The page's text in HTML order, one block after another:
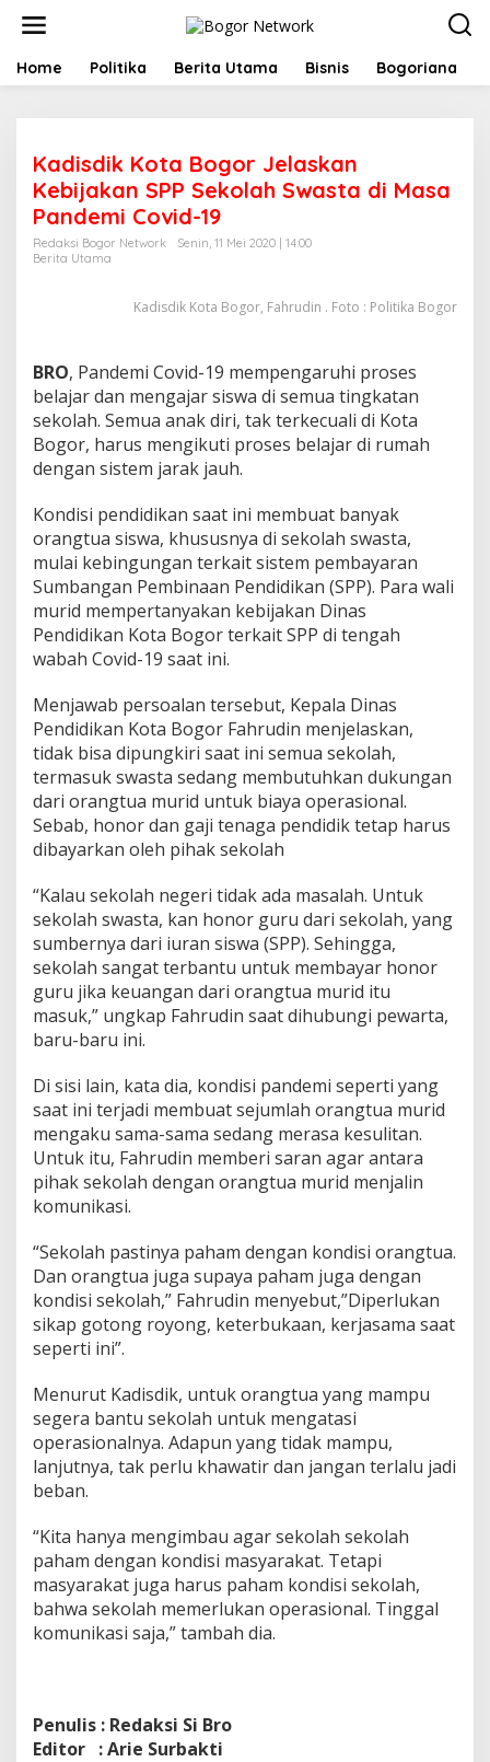
t
Home Politika Berita Utama Bisnis Bogoriana
Kadisdik Kota Bogor Jelaskan
Kebijakan SPP Sekolah Swasta di Masa
Pandemi Covid-19
Redaksi Bogor Network
Senin, 11 Mei 2020 | 14:00
Berita Utama
Kadisdik Kota Bogor, Fahrudin . Foto : Politika Bogor
BRO, Pandemi Covid-19 mempengaruhi proses
belajar dan mengajar siswa di semua tingkatan
sekolah. Semua anak diri, tak terkecuali di Kota
Bogor, harus mengikuti proses belajar di rumah
dengan sistem jarak jauh.
Kondisi pendidikan saat ini membuat banyak
orangtua siswa, khususnya di sekolah swasta,
mulai kebingungan terkait sistem pembayaran
Sumbangan Pembinaan Pendidikan (SPP). Para wali
murid mempertanyakan kebijakan Dinas
Pendidikan Kota Bogor terkait SPP di tengah
wabah Covid-19 saat ini.
Menjawab persoalan tersebut, Kepala Dinas
Pendidikan Kota Bogor Fahrudin menjelaskan,
tidak bisa dipungkiri saat ini semua sekolah,
termasuk swasta sedang membutuhkan dukungan
dari orangtua murid untuk biaya operasional.
Sebab, honor dan gaji tenaga pendidik tetap harus
dibayarkan oleh pihak sekolah
“Kalau sekolah negeri tidak ada masalah. Untuk
sekolah swasta, kan honor guru dari sekolah, yang
sumbernya dari iuran siswa (SPP). Sehingga,
sekolah sangat terbantu untuk membayar honor
guru jika keuangan dari orangtua murid itu
masuk,” ungkap Fahrudin saat dihubungi pewarta,
baru-baru ini.
Di sisi lain, kata dia, kondisi pandemi seperti yang
saat ini terjadi membuat sejumlah orangtua murid
mengaku sama-sama sedang merasa kesulitan.
Untuk itu, Fahrudin memberi saran agar antara
pihak sekolah dengan orangtua murid menjalin
komunikasi.
“Sekolah pastinya paham dengan kondisi orangtua.
Dan orangtua juga supaya paham juga dengan
kondisi sekolah,” Fahrudin menyebut,”Diperlukan
sikap gotong royong, keterbukaan, kerjasama saat
seperti ini”.
Menurut Kadisdik, untuk orangtua yang mampu
segera bantu sekolah untuk mengatasi
operasionalnya. Adapun yang tidak mampu,
lanjutnya, tak perlu khawatir dan jangan terlalu jadi
beban.
“Kita hanya mengimbau agar sekolah sekolah
paham dengan kondisi masyarakat. Tetapi
masyarakat juga harus paham kondisi sekolah,
bahwa sekolah memerlukan operasional. Tinggal
komunikasi saja,” tambah dia.
Penulis : Redaksi Si Bro
Editor : Arie Surbakti